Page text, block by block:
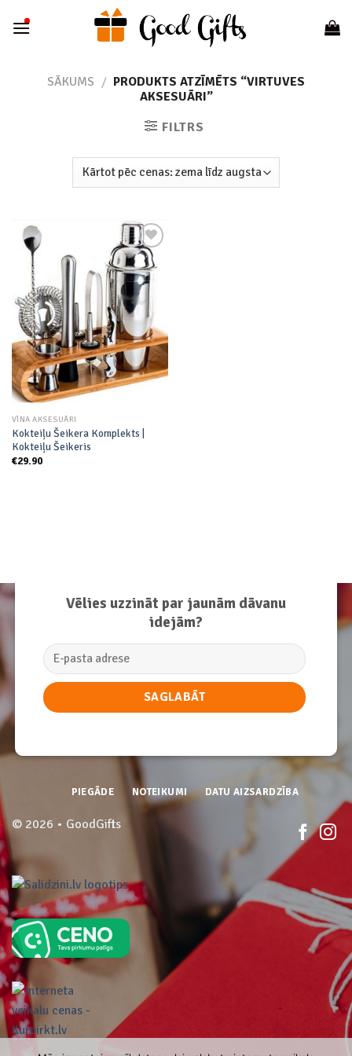
SĀKUMS / PRODUKTS ATZĪMĒTS “VIRTUVES
AKSESUĀRI”
FILTRS
Add to
wishlist
VĪNA AKSESUĀRI
Kokteiļu Šeikera Komplekts |
Kokteiļu Šeikeris
€29.90
Vēlies uzzināt par jaunām dāvanu
idejām?
© 2026 • GoodGifts
PIEGĀDE NOTEIKUMI DATU AIZSARDZĪBA